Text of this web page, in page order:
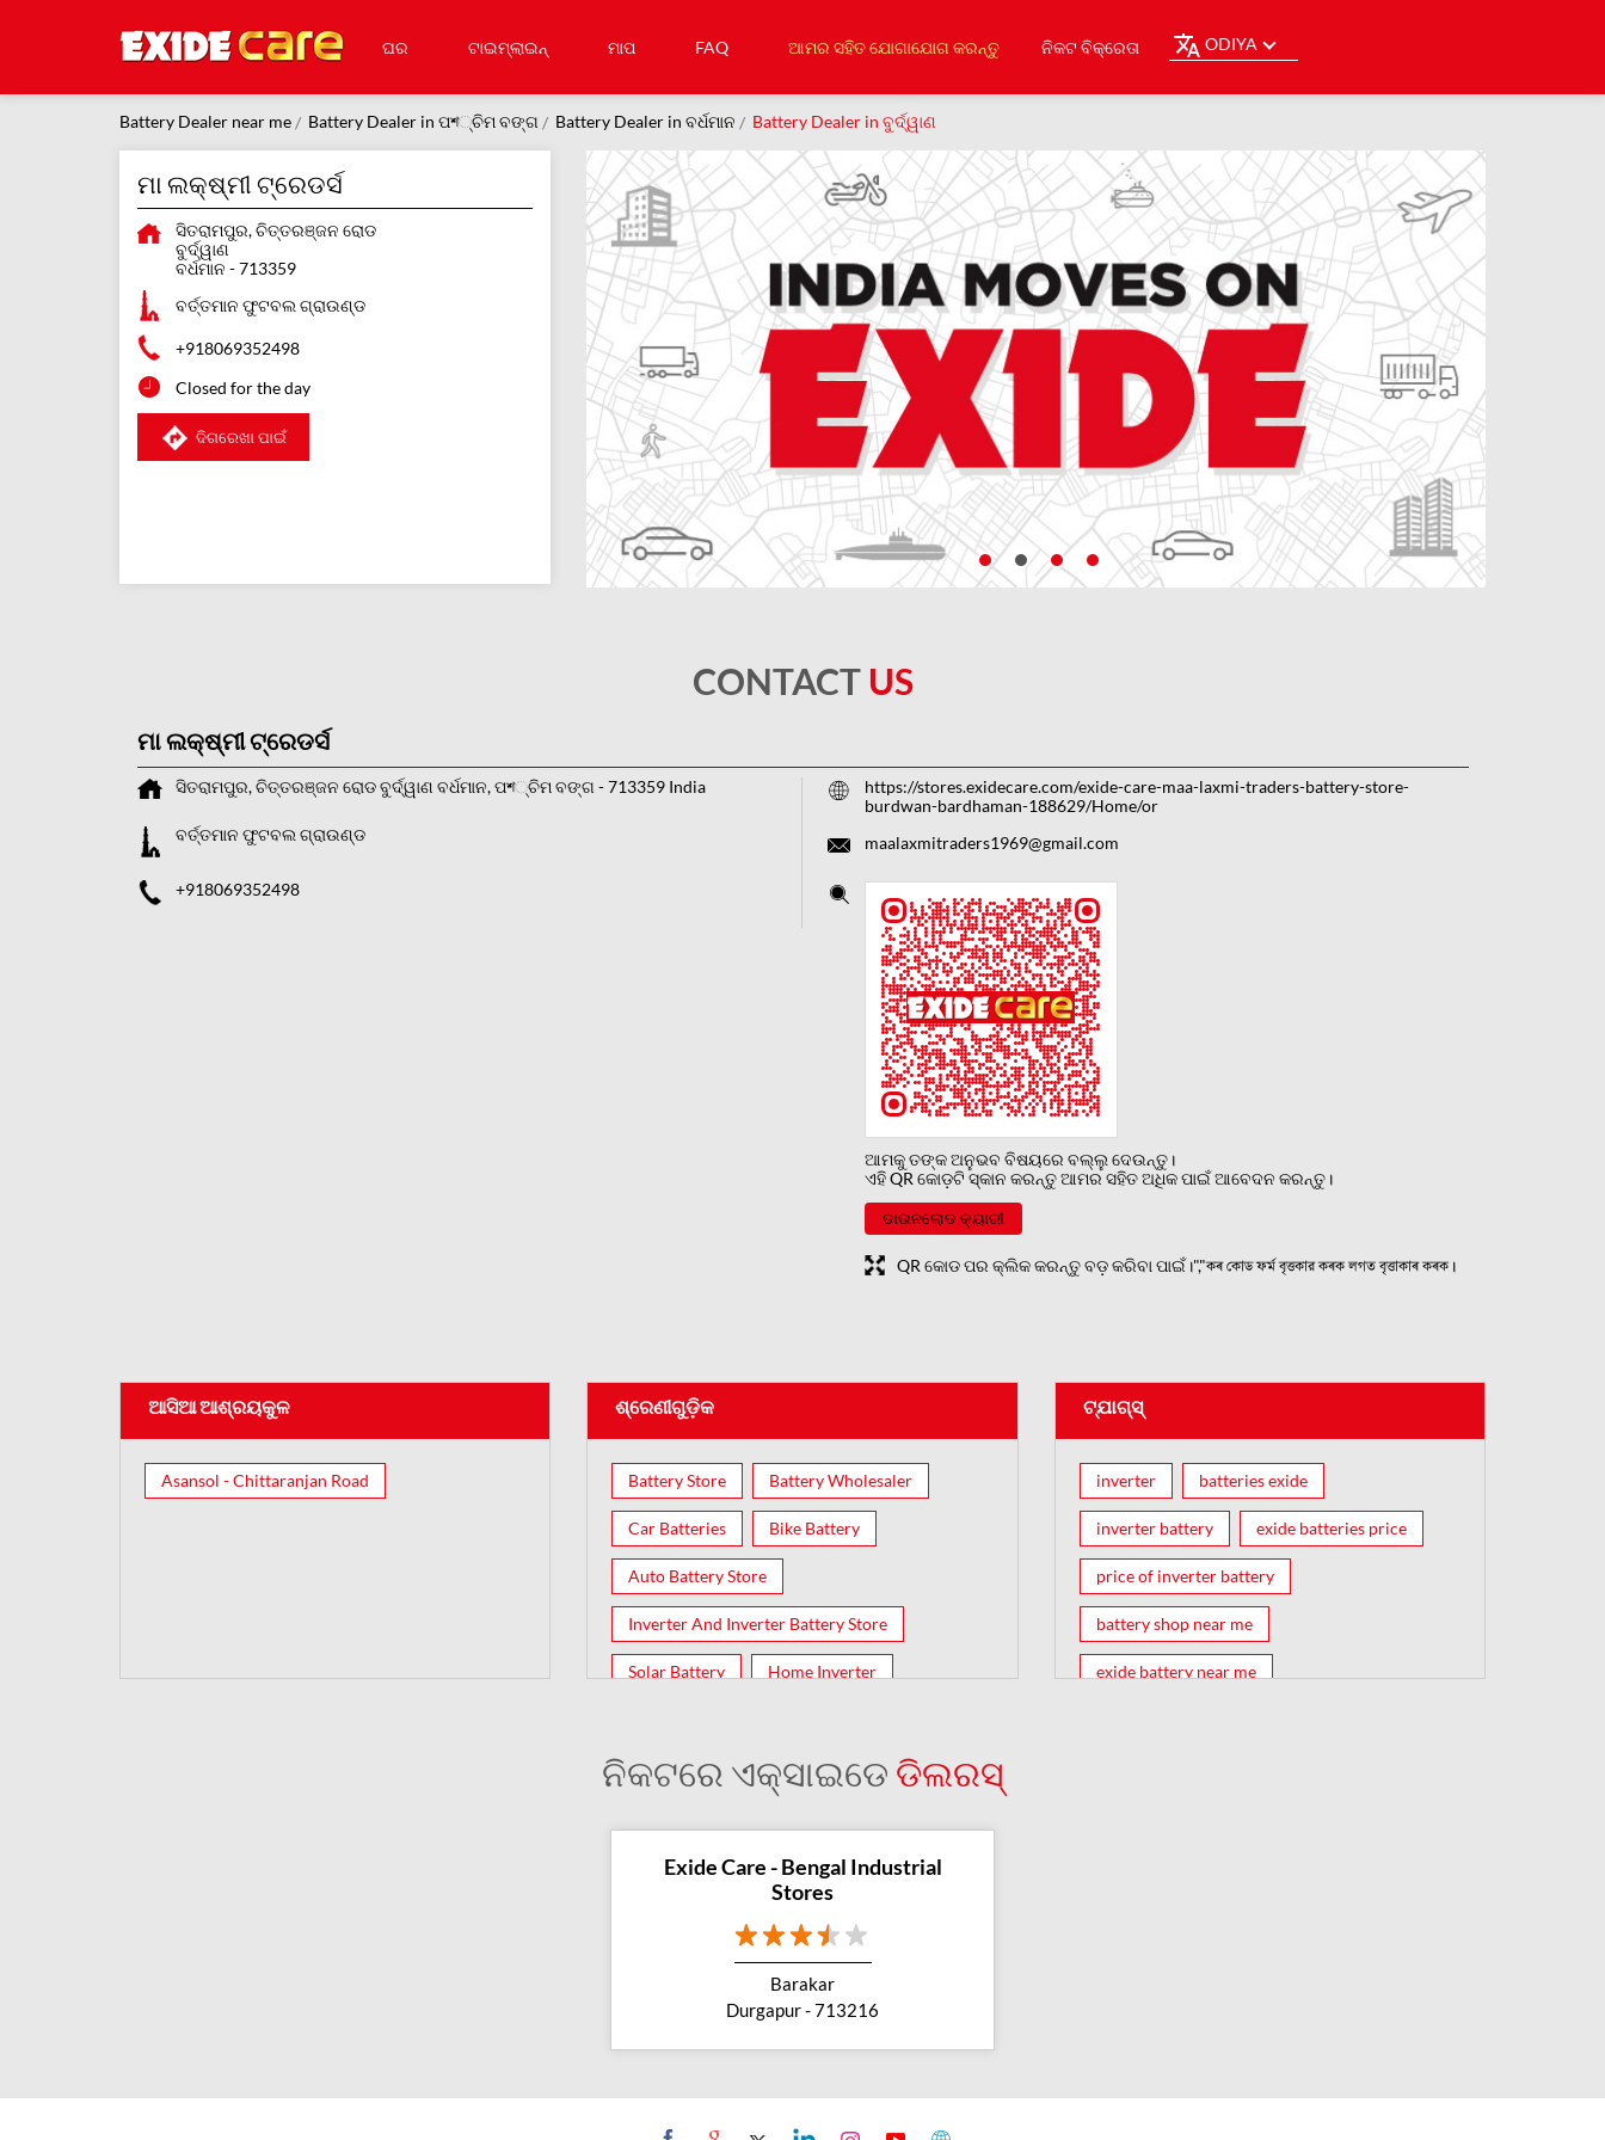
ଘର ଟାଇମ୍‌ଲାଇନ୍ ମାପ FAQ ଆମର ସହିତ ଯୋଗାଯୋଗ କରନ୍ତୁ ନିକଟ ବିକ୍ରେତା ODIYA
Battery Dealer near me Battery Dealer in ପশ୍ଚିମ ବଙ୍ଗ Battery Dealer in ବର୍ଧମାନ Battery Dealer in ବୁର୍ଦ୍ୱାଣ
ମା ଲକ୍ଷ୍ମୀ ଟ୍ରେଡର୍ସ
ସିତରାମପୁର, ଚିତ୍ତରଞ୍ଜନ ରୋଡ
ବୁର୍ଦ୍ୱାଣ
ବର୍ଧମାନ -713359
ବର୍ତ୍ତମାନ ଫୁଟବଲ ଗ୍ରାଉଣ୍ଡ
+918069352498
Closed for the day
ଦିଗରେଖା ପାଇଁ
CONTACT US
ମା ଲକ୍ଷ୍ମୀ ଟ୍ରେଡର୍ସ
ସିତରାମପୁର, ଚିତ୍ତରଞ୍ଜନ ରୋଡ ବୁର୍ଦ୍ୱାଣ ବର୍ଧମାନ, ପশ୍ଚିମ ବଙ୍ଗ -713359 India
ବର୍ତ୍ତମାନ ଫୁଟବଲ ଗ୍ରାଉଣ୍ଡ
+918069352498
https://stores.exidecare.com/exide-care-maa-laxmi-traders-battery-store-
burdwan-bardhaman-188629/Home/or
maalaxmitraders1969@gmail.com
ଆମକୁ ତଙ୍କ ଅନୁଭବ ବିଷୟରେ ବଲ୍ଲୁ ଦେଉନ୍ତୁ।
ଏହି QR କୋଡ଼ଟି ସ୍କାନ କରନ୍ତୁ ଆମର ସହିତ ଅଧିକ ପାଇଁ ଆବେଦନ କରନ୍ତୁ।
ଡାଉନଲୋଡ କ୍ୟାରୀ
QR କୋଡ ପର କ୍ଲିକ କରନ୍ତୁ ବଡ଼ କରିବା ପାଇଁ।","কৰ কোড ফৰ্ম বৃত্তকার কৰক লগত বৃত্তাকাৰ কৰক।
ଆସିଆ ଆଶ୍ରୟକୁଳ
Asansol - Chittaranjan Road
ଶ୍ରେଣୀଗୁଡ଼ିକ
Battery Store Battery Wholesaler
Car Batteries Bike Battery
Auto Battery Store
Inverter And Inverter Battery Store
Solar Battery Home Inverter
ଟ୍ଯାଗ୍ସ୍
inverter batteries exide
inverter battery exide batteries price
price of inverter battery
battery shop near me
exide battery near me
ନିକଟରେ ଏକ୍ସାଇଡେ ଡିଲରସ୍
Exide Care - Bengal Industrial
Stores
Barakar
Durgapur - 713216